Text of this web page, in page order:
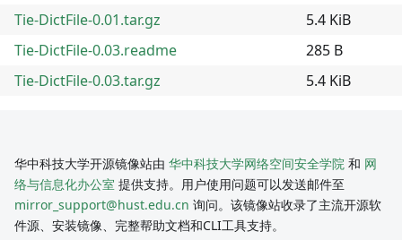
Tie-DictFile-0.01.tar.gz
5.4 KiB
Tie-DictFile-0.03.readme
285 B
Tie-DictFile-0.03.tar.gz
5.4 KiB
华中科技大学开源镜像站由 华中科技大学网络空间安全学院 和 网
络与信息化办公室 提供支持。用户使用问题可以发送邮件至
mirror_support@hust.edu.cn 询问。该镜像站收录了主流开源软
件源、安装镜像、完整帮助文档和CLI工具支持。